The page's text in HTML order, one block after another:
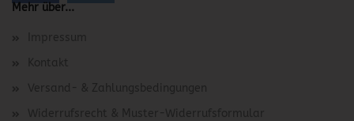
Mehr über...
Impressum
Kontakt
Versand- & Zahlungsbedingungen
Widerrufsrecht & Muster-Widerrufsformular